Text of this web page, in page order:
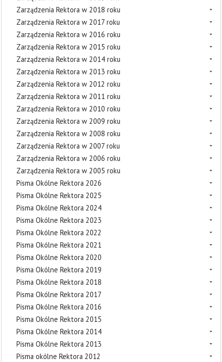
Zarządzenia Rektora w 2018 roku
Zarządzenia Rektora w 2017 roku
Zarządzenia Rektora w 2016 roku
Zarządzenia Rektora w 2015 roku
Zarządzenia Rektora w 2014 roku
Zarządzenia Rektora w 2013 roku
Zarządzenia Rektora w 2012 roku
Zarządzenia Rektora w 2011 roku
Zarządzenia Rektora w 2010 roku
Zarządzenia Rektora w 2009 roku
Zarządzenia Rektora w 2008 roku
Zarządzenia Rektora w 2007 roku
Zarządzenia Rektora w 2006 roku
Zarządzenia Rektora w 2005 roku
Pisma Okólne Rektora 2026
Pisma Okólne Rektora 2025
Pisma Okólne Rektora 2024
Pisma Okólne Rektora 2023
Pisma Okólne Rektora 2022
Pisma Okólne Rektora 2021
Pisma Okólne Rektora 2020
Pisma Okólne Rektora 2019
Pisma Okólne Rektora 2018
Pisma Okólne Rektora 2017
Pisma Okólne Rektora 2016
Pisma Okólne Rektora 2015
Pisma Okólne Rektora 2014
Pisma Okólne Rektora 2013
Pisma okólne Rektora 2012